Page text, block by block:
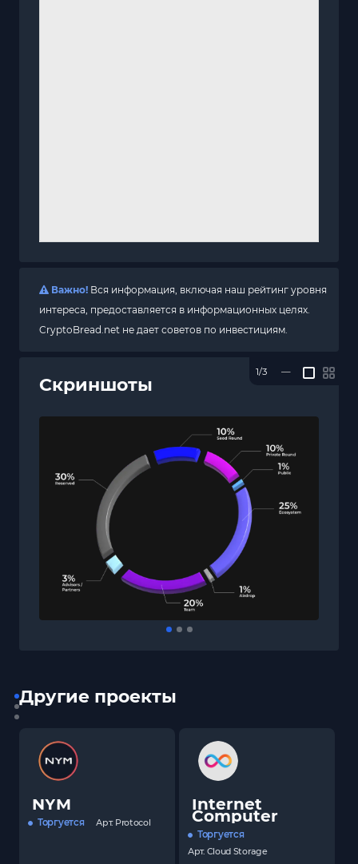
Важно! Вся информация, включая наш рейтинг уровня
интереса, предоставляется в информационных целях.
CryptoBread.net не дает советов по инвестициям.
Скриншоты
1/3 —
Другие проекты
NYM
Торгуется Арт. Protocol
Internet
Computer
Торгуется
Арт. Cloud Storage